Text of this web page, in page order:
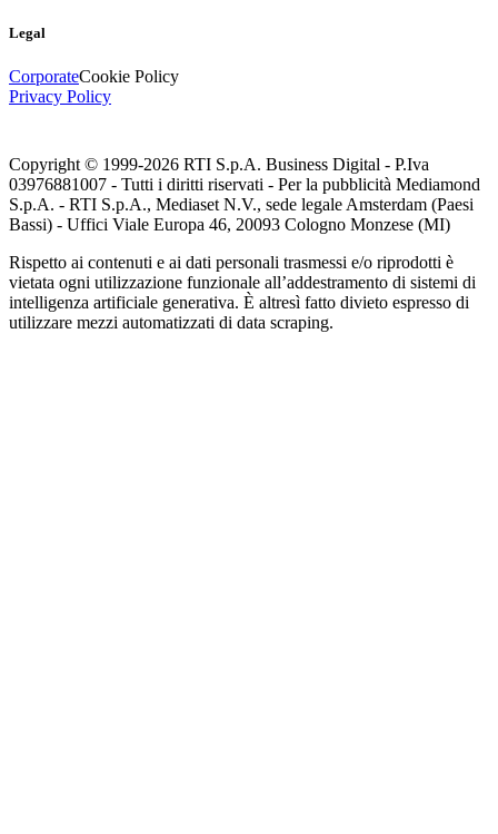
Legal
CorporateCookie Policy
Privacy Policy
Copyright © 1999-2026 RTI S.p.A. Business Digital - P.Iva
03976881007 - Tutti i diritti riservati - Per la pubblicità Mediamond
S.p.A. - RTI S.p.A., Mediaset N.V., sede legale Amsterdam (Paesi
Bassi) - Uffici Viale Europa 46, 20093 Cologno Monzese (MI)
Rispetto ai contenuti e ai dati personali trasmessi e/o riprodotti è
vietata ogni utilizzazione funzionale all’addestramento di sistemi di
intelligenza artificiale generativa. È altresì fatto divieto espresso di
utilizzare mezzi automatizzati di data scraping.